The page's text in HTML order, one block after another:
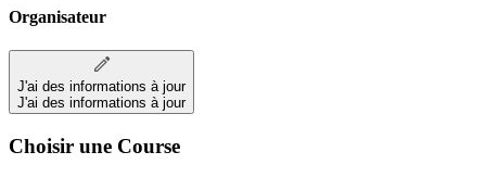
Organisateur
J'ai des informations à jour
J'ai des informations à jour
Choisir une Course